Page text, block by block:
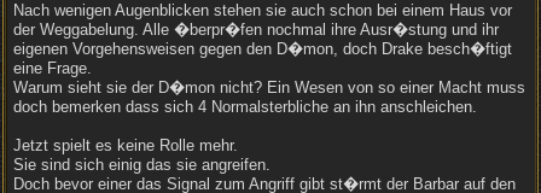
Nach wenigen Augenblicken stehen sie auch schon bei einem Haus vor
der Weggabelung. Alle �berpr�fen nochmal ihre Ausr�stung und ihr
eigenen Vorgehensweisen gegen den D�mon, doch Drake besch�ftigt
eine Frage.
Warum sieht sie der D�mon nicht? Ein Wesen von so einer Macht muss
doch bemerken dass sich 4 Normalsterbliche an ihn anschleichen.
Jetzt spielt es keine Rolle mehr.
Sie sind sich einig das sie angreifen.
Doch bevor einer das Signal zum Angriff gibt st�rmt der Barbar auf den